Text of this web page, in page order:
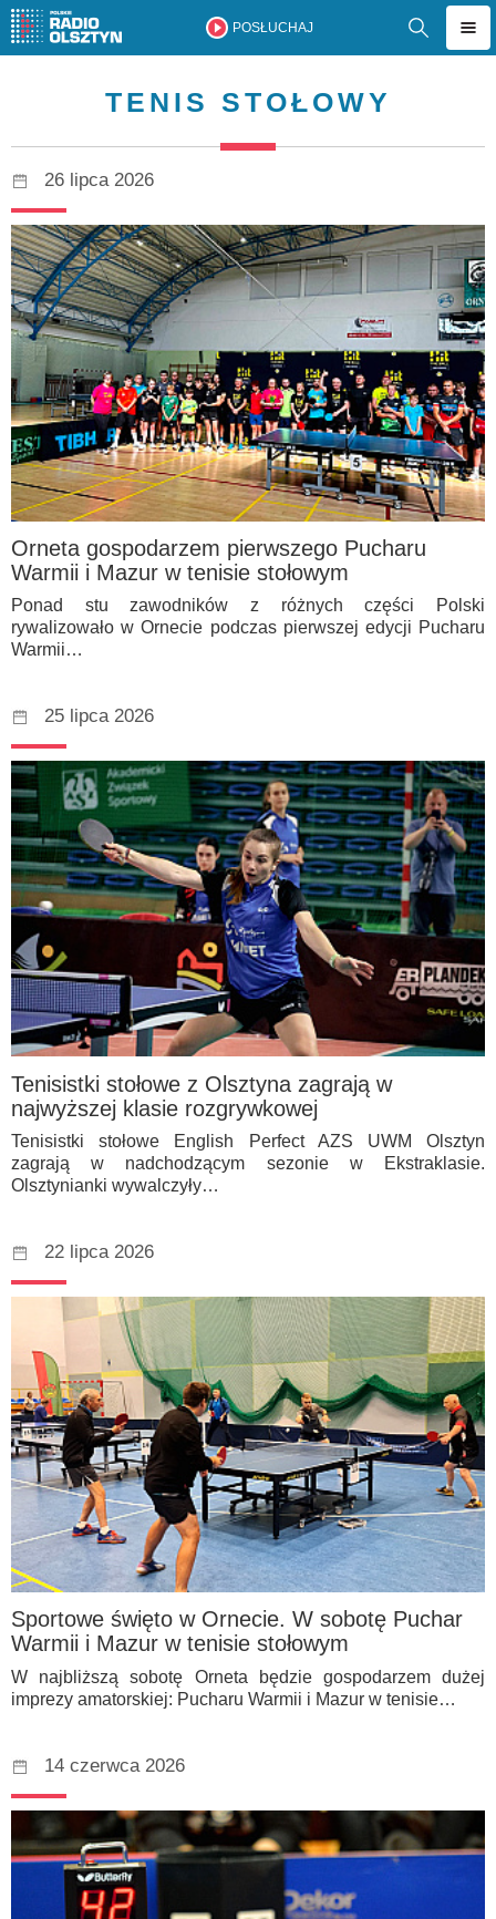
POSŁUCHAJ
TENIS STOŁOWY
26 lipca 2026
Orneta gospodarzem pierwszego Pucharu
Warmii i Mazur w tenisie stołowym
Ponad stu zawodników z różnych części Polski
rywalizowało w Ornecie podczas pierwszej edycji Pucharu
Warmii…
25 lipca 2026
Tenisistki stołowe z Olsztyna zagrają w
najwyższej klasie rozgrywkowej
Tenisistki stołowe English Perfect AZS UWM Olsztyn
zagrają w nadchodzącym sezonie w Ekstraklasie.
Olsztynianki wywalczyły…
22 lipca 2026
Sportowe święto w Ornecie. W sobotę Puchar
Warmii i Mazur w tenisie stołowym
W najbliższą sobotę Orneta będzie gospodarzem dużej
imprezy amatorskiej: Pucharu Warmii i Mazur w tenisie…
14 czerwca 2026